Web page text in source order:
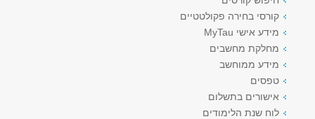
קורסי בחירה פקולטטיים
מידע אישי MyTau
מחלקת מחשבים
מידע ממוחשב
טפסים
אישורים בתשלום
לוח שנת הלימודים